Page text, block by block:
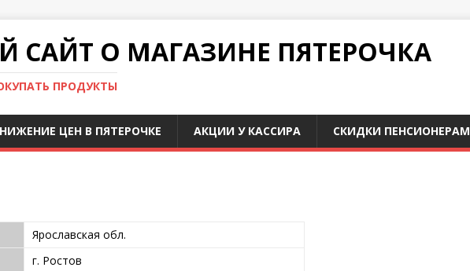
О МАГАЗИНЕ ПЯТЕРОЧКА
ПРОДУКТЫ
ЦЕН В ПЯТЕРОЧКЕ АКЦИИ У КАССИРА СКИДКИ ПЕНСИОНЕРАМ
Ярославская обл.
г. Ростов